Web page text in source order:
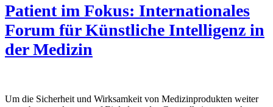
Patient im Fokus: Internationales
Forum für Künstliche Intelligenz in
der Medizin
Um die Sicherheit und Wirksamkeit von Medizinprodukten weiter